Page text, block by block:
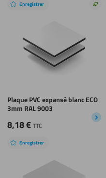
Enregistrer
Plaque PVC expansé blanc ECO
3mm RAL 9003
8,18€ TTC
Choix
Enregistrer